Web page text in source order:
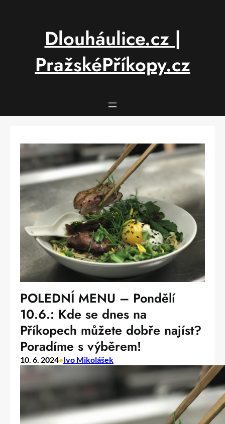
Dlouháulice.cz |
PražskéPříkopy.cz
POLEDNÍ MENU – Pondělí
10.6.: Kde se dnes na
Příkopech můžete dobře najíst?
Poradíme s výběrem!
10. 6. 2024•Ivo Mikolášek